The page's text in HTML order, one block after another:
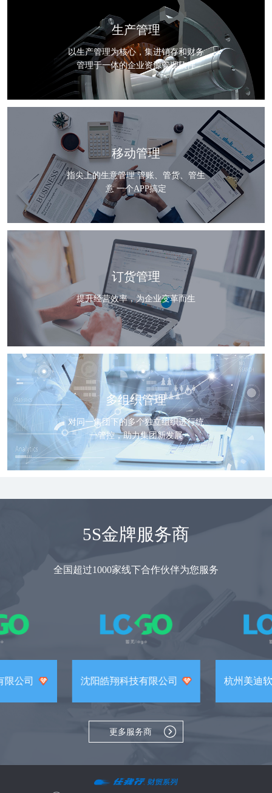
生产管理
以生产管理为核心，集进销存和财务
管理于一体的企业资源管理软件
移动管理
指尖上的生意管理 管账、管货、管生
意 一个APP搞定
订货管理
提升经营效率，为企业变革而生
多组织管理
对同一集团下的多个独立组织进行统
一管控，助力集团新发展
5S金牌服务商
全国超过1000家线下合作伙伴为您服务
限公司 沈阳皓翔科技有限公司 杭州美迪
更多服务商